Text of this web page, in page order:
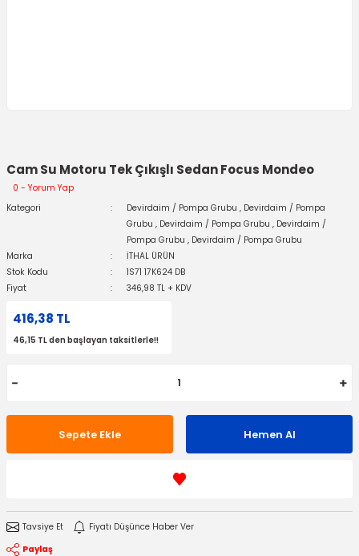
Cam Su Motoru Tek Çıkışlı Sedan Focus Mondeo
0 - Yorum Yap
Kategori
Devirdaim / Pompa Grubu , Devirdaim / Pompa
Grubu , Devirdaim / Pompa Grubu , Devirdaim /
Pompa Grubu , Devirdaim / Pompa Grubu
Marka
İTHAL ÜRÜN
Stok Kodu
1S71 17K624 DB
Fiyat
346,98 TL + KDV
416,38 TL
46,15 TL den başlayan taksitlerle!!
Sepete Ekle Hemen Al
Tavsiye Et
Fiyatı Düşünce Haber Ver
Paylaş